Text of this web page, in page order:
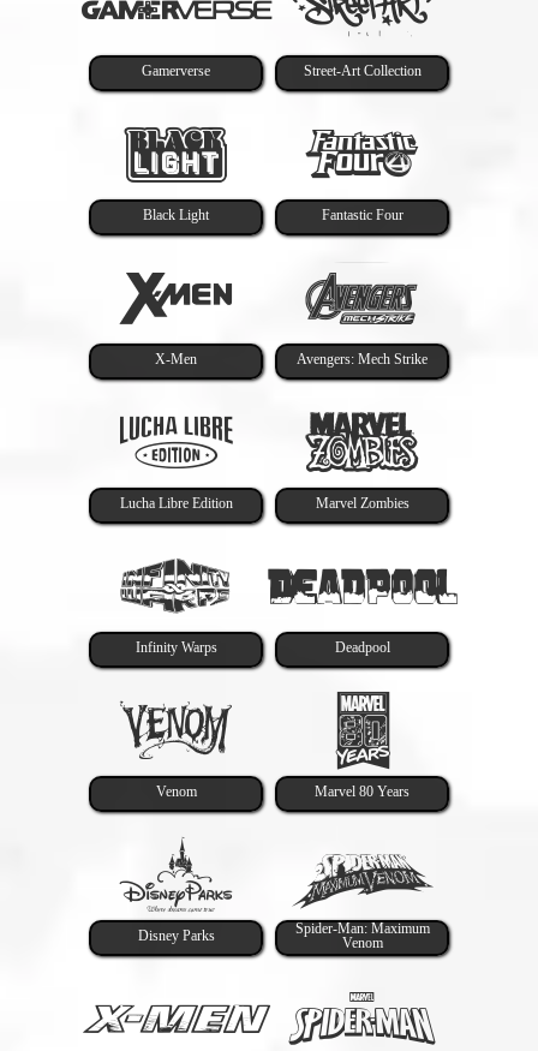
Gamerverse Street-Art Collection
Black Light Fantastic Four
X-Men Avengers: Mech Strike
Lucha Libre Edition Marvel Zombies
Infinity Warps Deadpool
Venom Marvel 80 Years
Disney Parks
Spider-Man: Maximum
Venom